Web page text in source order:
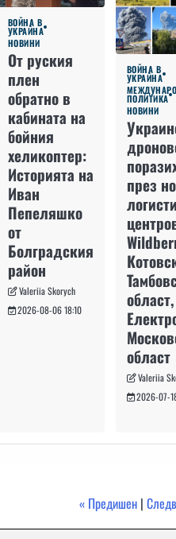
ВОЙНА В
УКРАЙНА
НОВИНИ
От руския
плен
обратно в
кабината на
бойния
хеликоптер:
Историята на
Иван
Пепеляшко
от
Болградския
район
Valeriia Skorych
2026-08-06 18:10
ВОЙНА В
УКРАЙНА
ПОЛИТИКА
НОВИНИ
през
област
Valeriia
2026-07-
« Предишен |